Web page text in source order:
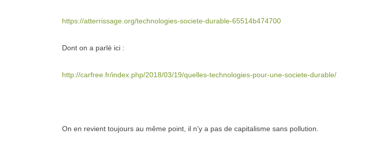
https://atterrissage.org/technologies-societe-durable-65514b474700
Dont on a parlé ici :
http://carfree.fr/index.php/2018/03/19/quelles-technologies-pour-une-societe-durable/
On en revient toujours au même point, il n’y a pas de capitalisme sans pollution.